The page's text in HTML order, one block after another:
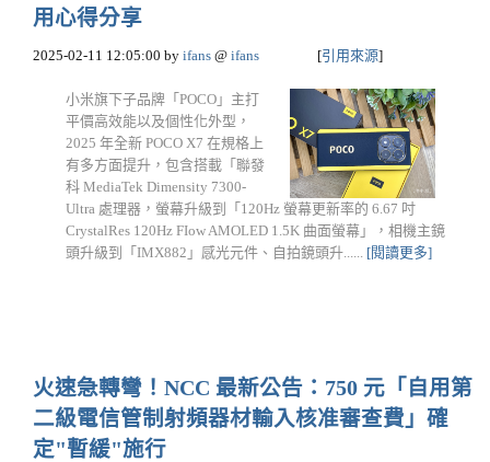
用心得分享
2025-02-11 12:05:00 by ifans @ ifans [引用來源]
小米旗下子品牌「POCO」主打
平價高效能以及個性化外型，
2025 年全新 POCO X7 在規格上
有多方面提升，包含搭載「聯發
科 MediaTek Dimensity 7300-
Ultra 處理器，螢幕升級到「120Hz 螢幕更新率的 6.67 吋
CrystalRes 120Hz FIow AMOLED 1.5K 曲面螢幕」，相機主鏡
頭升級到「IMX882」感光元件、自拍鏡頭升...... [閱讀更多]
火速急轉彎！NCC 最新公告：750 元「自用第
二級電信管制射頻器材輸入核准審查費」確
定"暫緩"施行